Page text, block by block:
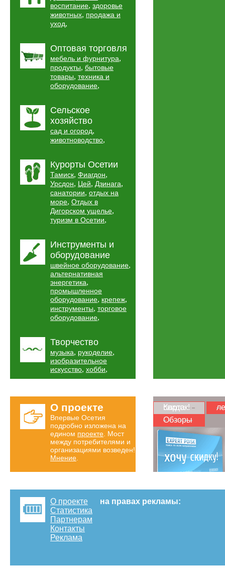
воспитание, здоровье
животных, продажа и
уход,
Оптовая торговля
мебель и фурнитура,
продукты, бытовые
товары, техника и
оборудование,
Сельское
хозяйство
сад и огород,
животноводство,
Курорты Осетии
Тамиск, Фиагдон,
Урсдон, Цей, Дзинага,
санатории, отдых на
море, Отдых в
Дигорском ущелье,
туризм в Осетии,
Инструменты и
оборудование
швейное оборудование,
альтернативная
энергетика,
промышленное
оборудование, крепеж,
инструменты, торговое
оборудование,
Творчество
музыка, рукоделие,
изобразительное
искусство, хобби,
О проекте
Впервые Осетия
подробно изложена на
едином проекте . Мост
между потребителями и
организациями возведен!
Мнение
Карта скидок!
Обзоры
О проекте
Статистика
Партнерам
Контакты
Реклама
на правах рекламы: